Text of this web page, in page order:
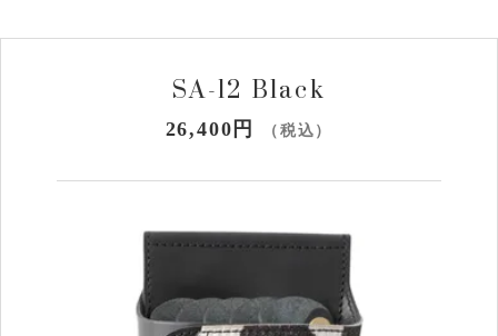
SA-12 Black
26,400円 （税込）